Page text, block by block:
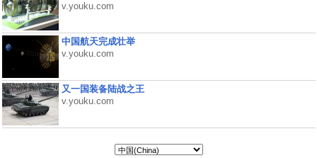
v.youku.com
中国航天完成壮举
v.youku.com
又一国装备陆战之王
v.youku.com